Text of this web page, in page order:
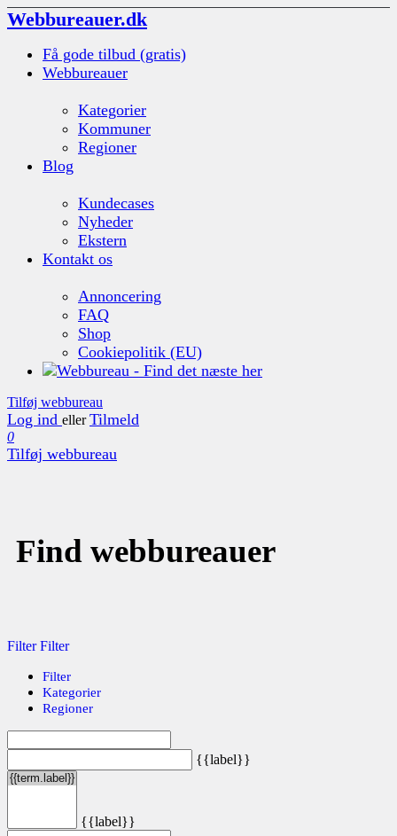
Webbureauer.dk
Få gode tilbud (gratis)
Webbureauer
Kategorier
Kommuner
Regioner
Blog
Kundecases
Nyheder
Ekstern
Kontakt os
Annoncering
FAQ
Shop
Cookiepolitik (EU)
Tilføj webbureau
Log ind eller Tilmeld
0
Tilføj webbureau
Find webbureauer
FilterFilter
Filter
Kategorier
Regioner
{{label}}
{{label}}